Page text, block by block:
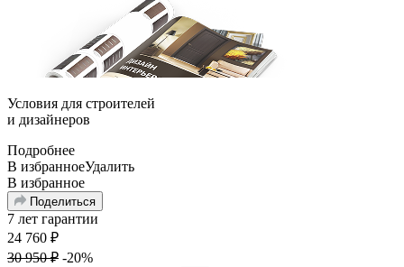
Условия для строителей
и дизайнеров
Подробнее
В избранноеУдалить
В избранное
Поделиться
7 лет гарантии
24 760 ₽
30 950₽ -20%